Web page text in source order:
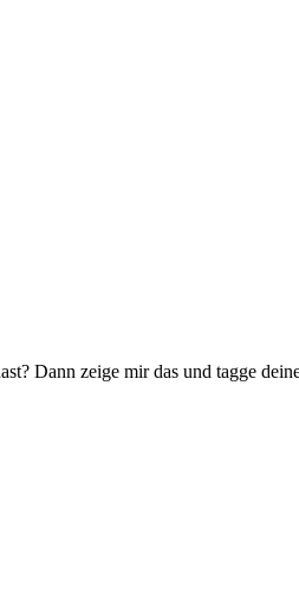
Dann zeige mir das und tagge